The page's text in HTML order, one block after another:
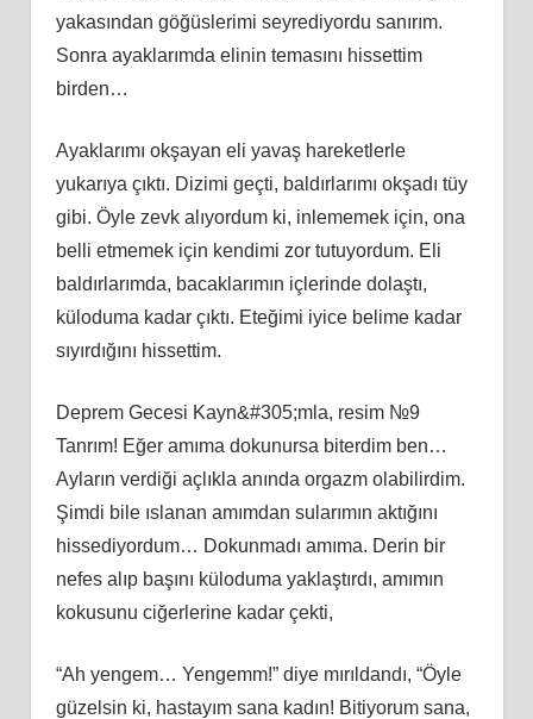
yakasından göğüslerimi seyrediyordu sanırım.
Sonra ayaklarımda elinin temasını hissettim
birden…
Ayaklarımı okşayan eli yavaş hareketlerle
yukarıya çıktı. Dizimi geçti, baldırlarımı okşadı tüy
gibi. Öyle zevk alıyordum ki, inlememek için, ona
belli etmemek için kendimi zor tutuyordum. Eli
baldırlarımda, bacaklarımın içlerinde dolaştı,
küloduma kadar çıktı. Eteğimi iyice belime kadar
sıyırdığını hissettim.
Deprem Gecesi Kayn&#305;mla, resim №9
Tanrım! Eğer amıma dokunursa biterdim ben…
Ayların verdiği açlıkla anında orgazm olabilirdim.
Şimdi bile ıslanan amımdan sularımın aktığını
hissediyordum… Dokunmadı amıma. Derin bir
nefes alıp başını küloduma yaklaştırdı, amımın
kokusunu ciğerlerine kadar çekti,
“Ah yengem… Yengemm!” diye mırıldandı, “Öyle
güzelsin ki, hastayım sana kadın! Bitiyorum sana,